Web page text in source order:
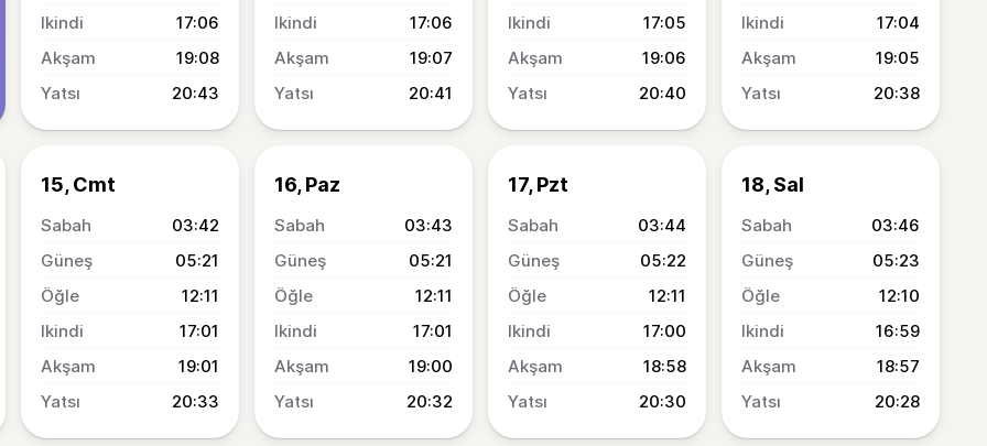
17:06
19:08
20:43
17:06
19:07
20:41
17:05
19:06
20:40
17:04
19:05
20:38
15, Cmt
03:42
05:21
12:11
17:01
19:01
20:33
16, Paz
03:43
05:21
12:11
17:01
19:00
20:32
17, Pzt
03:44
05:22
12:11
17:00
18:58
20:30
18, Sal
03:46
05:23
12:10
16:59
18:57
20:28